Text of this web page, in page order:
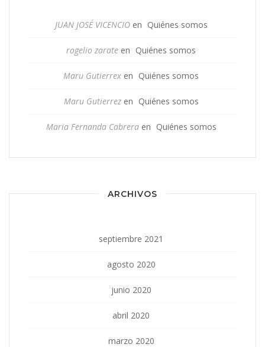
JUAN JOSÉ VICENCIOen Quiénes somos
rogelio zarate en Quiénes somos
Maru Gutierrex en Quiénes somos
Maru Gutierrezen Quiénes somos
Maria Fernanda Cabreraen Quiénes somos
ARCHIVOS
septiembre 2021
agosto 2020
junio 2020
abril 2020
marzo 2020